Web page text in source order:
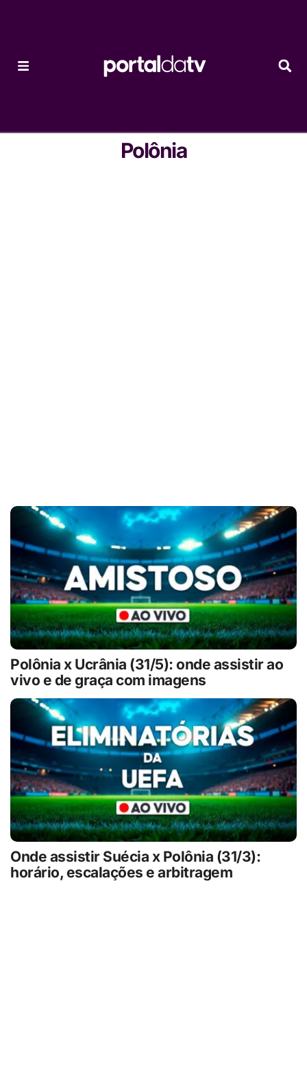
Polônia
Polônia x Ucrânia (31/5): onde assistir ao
vivo e de graça com imagens
Onde assistir Suécia x Polônia (31/3):
horário, escalações e arbitragem